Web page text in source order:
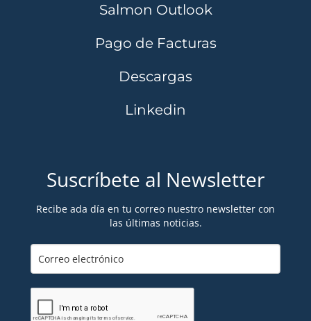
Salmon Outlook
Pago de Facturas
Descargas
Linkedin
Suscríbete al Newsletter
Recibe ada día en tu correo nuestro newsletter con
las últimas noticias.